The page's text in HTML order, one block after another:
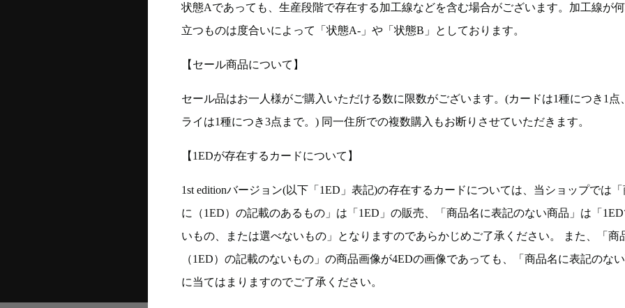
状態Aであっても、生産段階で存在する加工線などを含む場合がございます。加工線が何
立つものは度合いによって「状態A-」や「状態B」としております。
【セール商品について】
セール品はお一人様がご購入いただける数に限数がございます。(カードは1種につき1点
ライは1種につき3点まで。) 同一住所での複数購入もお断りさせていただきます。
【1EDが存在するカードについて】
1st editionバージョン(以下「1ED」表記)の存在するカードについては、当ショップでは「
に（1ED）の記載のあるもの」は「1ED」の販売、「商品名に表記のない商品」は「
いもの、または選べないもの」となりますのであらかじめご了承ください。 また、「商
（1ED）の記載のないもの」の商品画像が4EDの画像であっても、「商品名に表記のない
に当てはまりますのでご了承ください。